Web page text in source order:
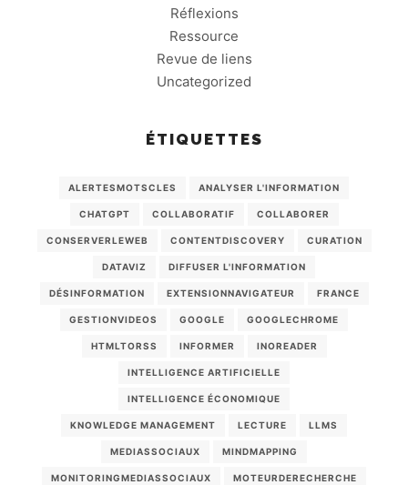
Réflexions
Ressource
Revue de liens
Uncategorized
ÉTIQUETTES
ALERTESMOTSCLES ANALYSER L'INFORMATION
CHATGPT COLLABORATIF COLLABORER
CONSERVERLEWEB CONTENTDISCOVERY CURATION
DATAVIZ DIFFUSER L'INFORMATION
DÉSINFORMATION EXTENSIONNAVIGATEUR FRANCE
GESTIONVIDEOS GOOGLE GOOGLECHROME
HTMLTORSS INFORMER INOREADER
INTELLIGENCE ARTIFICIELLE
INTELLIGENCE ÉCONOMIQUE
KNOWLEDGE MANAGEMENT LECTURE LLMS
MEDIASSOCIAUX MINDMAPPING
MONITORINGMEDIASSOCIAUX MOTEURDERECHERCHE